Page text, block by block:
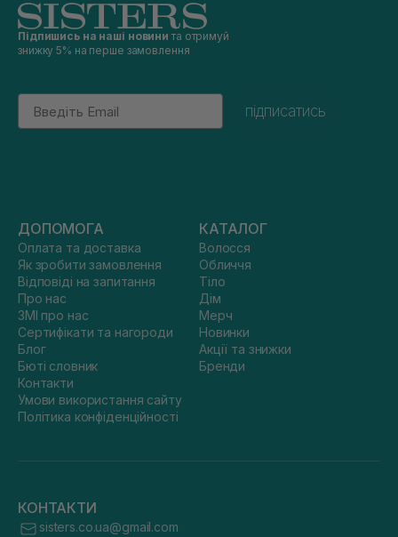
Підпишись на наші новини та отримуй
знижку 5% на перше замовлення
Email
підписатись
ДОПОМОГА
Оплата та доставка
Як зробити замовлення
Відповіді на запитання
Про нас
ЗМІ про нас
Сертифікати та нагороди
Блог
Бюті словник
Контакти
Умови використання сайту
Політика конфіденційності
КАТАЛОГ
Волосся
Обличчя
Тіло
Дім
Мерч
Новинки
Акції та знижки
Бренди
КОНТАКТИ
sisters.co.ua@gmail.com